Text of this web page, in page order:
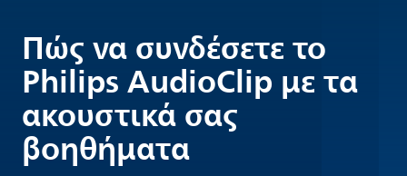
Πώς να συνδέσετε το
Philips AudioClip με τα
ακουστικά σας
βοηθήματα